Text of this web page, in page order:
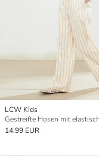
LCW Kids
14.99 EUR